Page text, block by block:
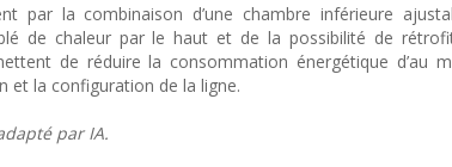
par la combinaison d’une chambre inférieure
de chaleur par le haut et de la possibilité de
de réduire la consommation énergétique d’au
et la configuration de la ligne.
par IA.